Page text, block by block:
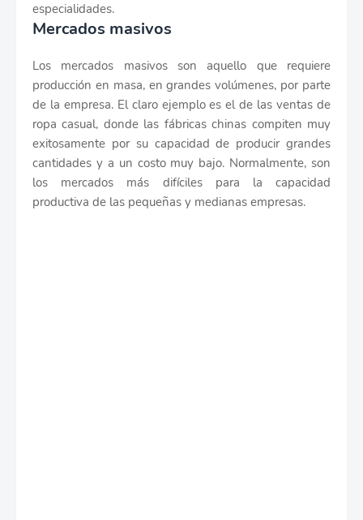
especialidades.
Mercados masivos
Los mercados masivos son aquello que requiere
producción en masa, en grandes volúmenes, por parte
de la empresa. El claro ejemplo es el de las ventas de
ropa casual, donde las fábricas chinas compiten muy
exitosamente por su capacidad de producir grandes
cantidades y a un costo muy bajo. Normalmente, son
los mercados más difíciles para la capacidad
productiva de las pequeñas y medianas empresas.